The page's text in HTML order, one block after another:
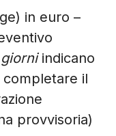
in euro –
giorniindicano
completare il
provvisoria)